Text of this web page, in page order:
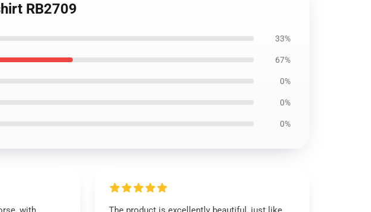
RB2709
33%
67%
0%
0%
0%